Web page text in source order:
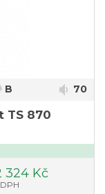
B 70
TS 870
324 Kč